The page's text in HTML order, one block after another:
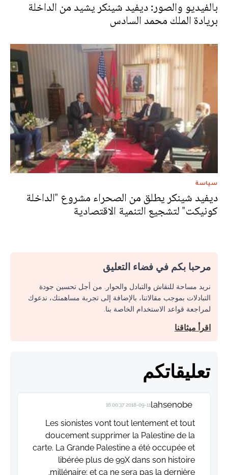
بالفيديو والصور: ديفيد شينكر يشيد من الداخلة
بريادة الملك محمد السادس
سياسة
ديفيد شينكر يطلق من الصحراء مشروع "الداخلة
كونيكت" لتشجيع التنمية الاقتصادية
مرحبا بكم في فضاء التعليق
نريد مساحة للنقاش والتبادل والحوار. من أجل تحسين جودة
التبادلات بموجب مقالاتنا، بالإضافة إلى تجربة مساهمتك، ندعوك
لمراجعة قواعد الاستخدام الخاصة بنا.
اقرأ ميثاقنا
تعليقاتكم
lahsenobe
2018-09-11 16:00:37
Les sionistes vont tout lentement et tout
doucement supprimer la Palestine de la
carte. La Grande Palestine a été occupée et
libérée plus de 99X dans son histoire
millénaire; et ça ne sera pas la dernière.